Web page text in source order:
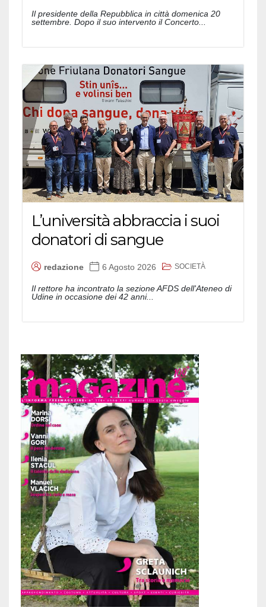
Il presidente della Repubblica in città domenica 20
settembre. Dopo il suo intervento il Concerto...
L’università abbraccia i suoi
donatori di sangue
redazione 6 Agosto 2026 SOCIETÀ
Il rettore ha incontrato la sezione AFDS dell'Ateneo di
Udine in occasione dei 42 anni...